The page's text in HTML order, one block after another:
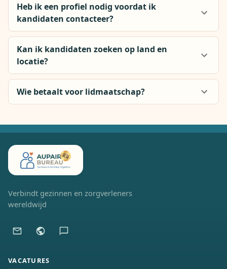
Heb ik een profiel nodig voordat ik
kandidaten contacteer?
Kan ik kandidaten zoeken op land en
locatie?
Wie betaalt voor lidmaatschap?
Verbindt gezinnen en zorgverleners
wereldwijd
VACATURES